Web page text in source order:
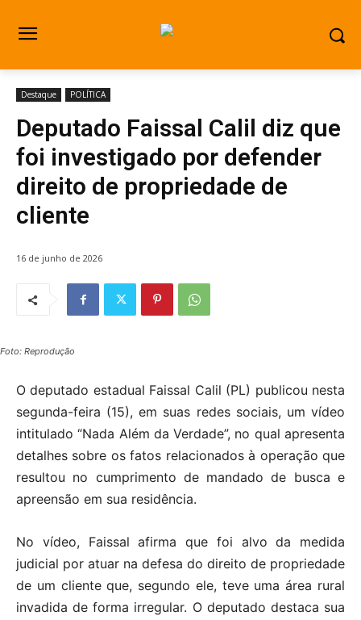
Destaque POLÍTICA
Deputado Faissal Calil diz que
foi investigado por defender
direito de propriedade de
cliente
16 de junho de 2026
Foto: Reprodução
O deputado estadual Faissal Calil (PL) publicou nesta
segunda-feira (15), em suas redes sociais, um vídeo
intitulado “Nada Além da Verdade”, no qual apresenta
detalhes sobre os fatos relacionados à operação que
resultou no cumprimento de mandado de busca e
apreensão em sua residência.
No vídeo, Faissal afirma que foi alvo da medida
judicial por atuar na defesa do direito de propriedade
de um cliente que, segundo ele, teve uma área rural
invadida de forma irregular. O deputado destaca sua